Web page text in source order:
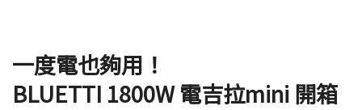
一度電也夠用！
BLUETTI 1800W電吉拉mini 開箱